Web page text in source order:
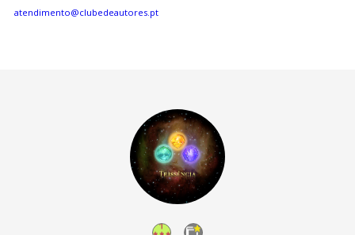
atendimento@clubedeautores.pt